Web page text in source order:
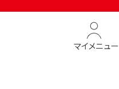
マイメニュー